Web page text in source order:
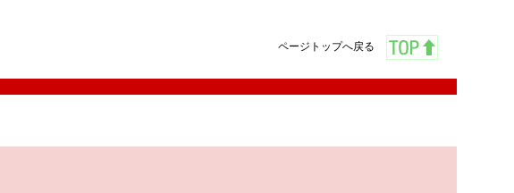
ページトップへ戻る